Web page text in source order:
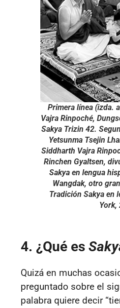
Primera línea (izda.
Vajra Rinpoché,
Sakya Trizin 42.
Yetsunma Tsejin
Siddharth Vajra
Rinchen Gyaltsen,
Sakya en lengua
Wangdak, otro
Tradición Sakya en
York,
4. ¿Qué es
Quizá en muchas
preguntado sobre el
palabra quiere decir